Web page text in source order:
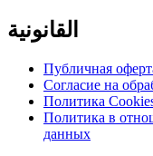
القانونية
Публичная
Согласие на
Политика
Политика в
данных